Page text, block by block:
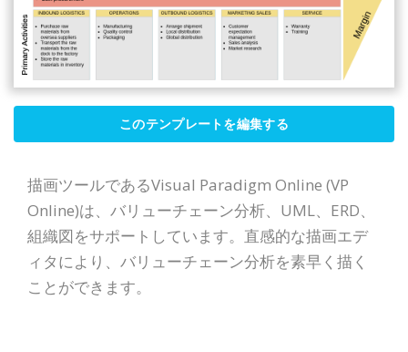
このテンプレートを編集する
描画ツールであるVisual Paradigm Online (VP
Online)は、バリューチェーン分析、UML、ERD、
組織図をサポートしています。直感的な描画エデ
ィタにより、バリューチェーン分析を素早く描く
ことができます。